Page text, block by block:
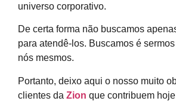
universo corporativo.
De certa forma não buscamos
para atendê-los. Buscamos é
nós mesmos.
Portanto, deixo aqui o nosso muito
clientes da Zion que contribuem